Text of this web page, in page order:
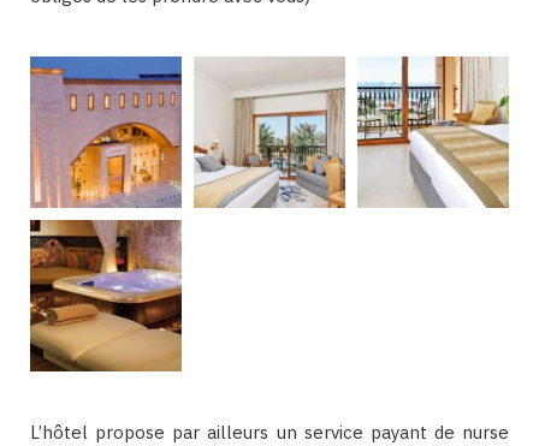
L’hôtel propose par ailleurs un service payant de nurse